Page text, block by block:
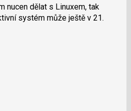
nucen dělat s Linuxem, tak
systém může ještě v 21.